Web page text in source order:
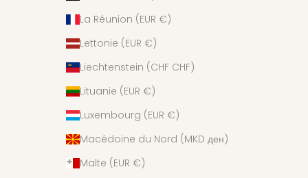
La Réunion (EUR €)
Lettonie (EUR €)
Liechtenstein (CHF CHF)
Lituanie (EUR €)
Luxembourg (EUR €)
Macédoine du Nord (MKD ден)
Malte (EUR €)